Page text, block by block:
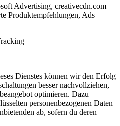
Advertising, creativecdn.com
Produktempfehlungen, Ads
Dienstes können wir den Erfolg
besser nachvollziehen,
optimieren. Dazu
personenbezogenen Daten
ab, sofern du deren